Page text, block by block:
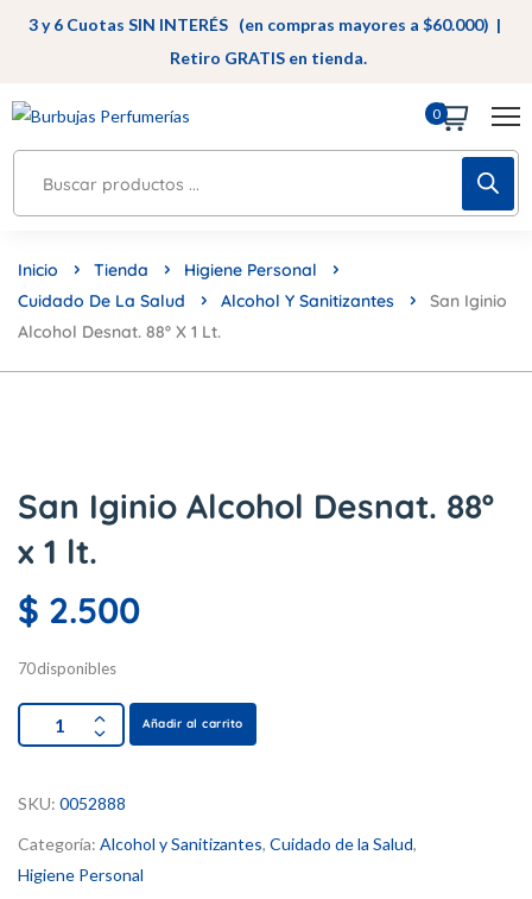
3 y 6 Cuotas SIN INTERÉS (en compras mayores a $60.000) |
Retiro GRATIS en tienda.
0
Inicio Tienda
Higiene Personal
Cuidado De La Salud
Alcohol Y Sanitizantes
San Iginio
Alcohol Desnat. 88º X 1 Lt.
San Iginio Alcohol Desnat. 88º
x 1 lt.
$ 2.500
70 disponibles
Añadir al carrito
SKU: 0052888
Categoría: Alcohol y Sanitizantes, Cuidado de la Salud,
Higiene Personal